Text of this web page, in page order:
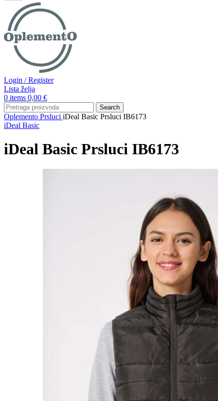
Login / Register
Lista želja
0 items 0,00 €
Search
Oplemento Prsluci iDeal Basic Prsluci IB6173
iDeal Basic
iDeal Basic Prsluci IB6173